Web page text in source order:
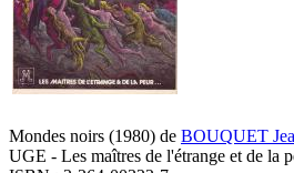
Mondes noirs (1980) de BOUQUET
UGE - Les maîtres de l'étrange et de la